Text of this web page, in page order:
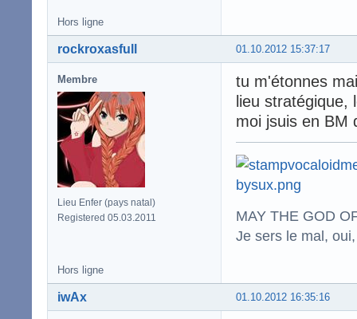
Hors ligne
01.10.2012 15:37:17
rockroxasfull
Membre
Lieu Enfer (pays natal)
Registered 05.03.2011
tu m'étonnes
lieu
moi jsuis en BM
MAY THE GOD
Je sers le mal,
Hors ligne
01.10.2012 16:35:16
iwAx